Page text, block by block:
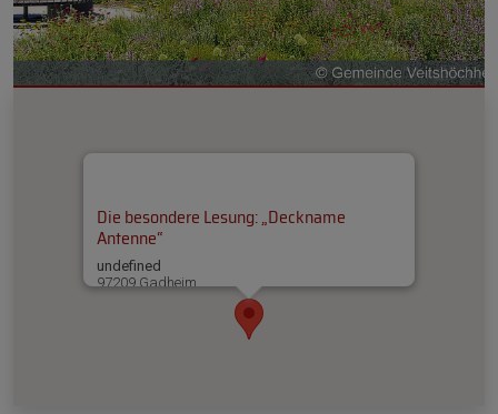
Die besondere Lesung: „Deckname
Antenne“
undefined
97209 Gadheim